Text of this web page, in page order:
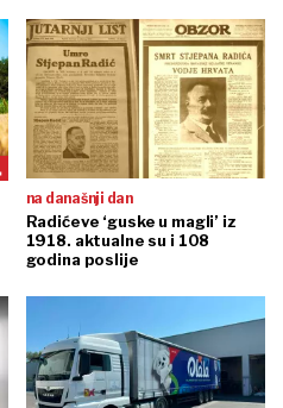
na današnji dan
Radićeve ‘guske u magli’ iz
1918. aktualne su i 108
godina poslije